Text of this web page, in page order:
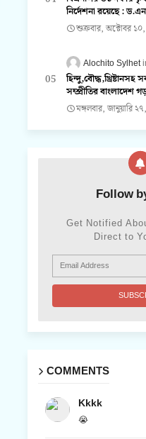
নির্দেশনা রয়েছে :
শুক্রবার, অক্টোবর
Alochito Sylhet
হিন্দু,বৌদ্ধ,খ্রিষ্টানসহ
সম্প্রীতির বাংলাদেশ
মঙ্গলবার, জানুয়ারি
Follow
Get Notified
Direct to
COMMENTS
Kkkk
😭